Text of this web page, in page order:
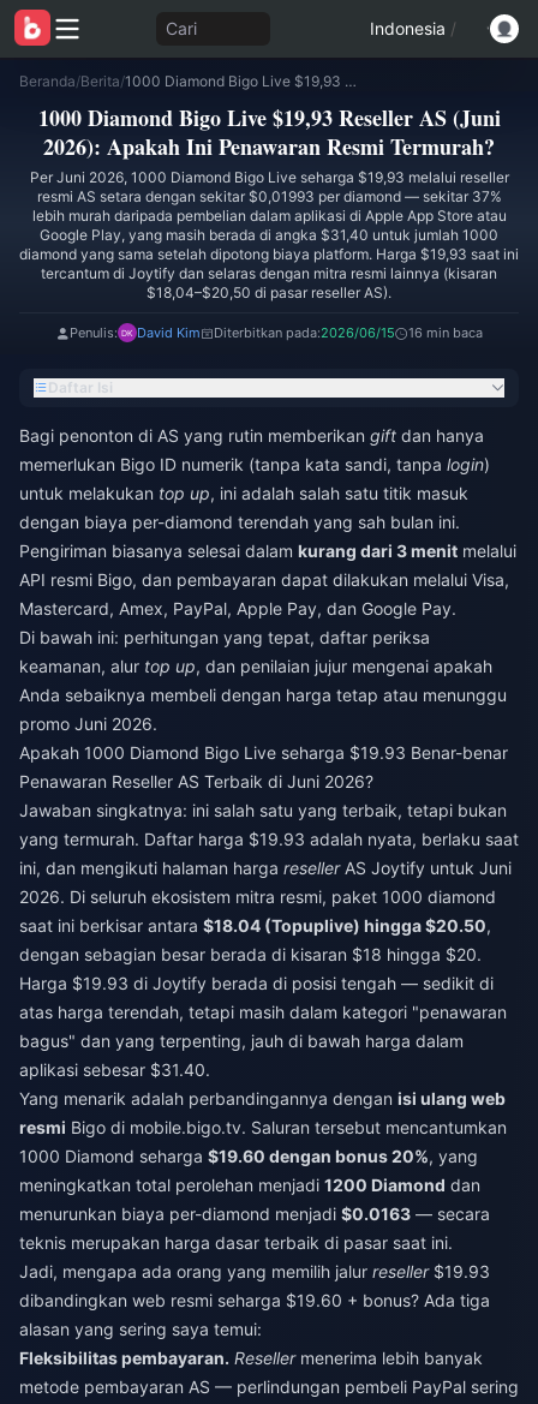
Cari Indonesia /
Beranda/Berita/ 1000 Diamond Bigo Live $19,93 Reseller AS (Juni 2026): Apakah Ini Penawaran Resmi Termurah?
1000 Diamond Bigo Live $19,93 Reseller AS (Juni
2026): Apakah Ini Penawaran Resmi Termurah?
Per Juni 2026, 1000 Diamond Bigo Live seharga $19,93 melalui reseller
resmi AS setara dengan sekitar $0,01993 per diamond — sekitar 37%
lebih murah daripada pembelian dalam aplikasi di Apple App Store atau
Google Play, yang masih berada di angka $31,40 untuk jumlah 1000
diamond yang sama setelah dipotong biaya platform. Harga $19,93 saat ini
tercantum di Joytify dan selaras dengan mitra resmi lainnya (kisaran
$18,04–$20,50 di pasar reseller AS).
Penulis: David Kim Diterbitkan pada:2026/06/15 16 min baca
Daftar Isi
Bagi penonton di AS yang rutin memberikan gift dan hanya
memerlukan Bigo ID numerik (tanpa kata sandi, tanpa login)
untuk melakukan top up, ini adalah salah satu titik masuk
dengan biaya per-diamond terendah yang sah bulan ini.
Pengiriman biasanya selesai dalam kurang dari 3 menit melalui
API resmi Bigo, dan pembayaran dapat dilakukan melalui Visa,
Mastercard, Amex, PayPal, Apple Pay, dan Google Pay.
Di bawah ini: perhitungan yang tepat, daftar periksa
keamanan, alur top up, dan penilaian jujur mengenai apakah
Anda sebaiknya membeli dengan harga tetap atau menunggu
promo Juni 2026.
Apakah 1000 Diamond Bigo Live seharga $19.93 Benar-benar
Penawaran Reseller AS Terbaik di Juni 2026?
Jawaban singkatnya: ini salah satu yang terbaik, tetapi bukan
yang termurah. Daftar harga $19.93 adalah nyata, berlaku saat
ini, dan mengikuti halaman harga resellerAS Joytify untuk Juni
2026. Di seluruh ekosistem mitra resmi, paket 1000 diamond
saat ini berkisar antara $18.04 (Topuplive) hingga $20.50,
dengan sebagian besar berada di kisaran $18 hingga $20.
Harga $19.93 di Joytify berada di posisi tengah — sedikit di
atas harga terendah, tetapi masih dalam kategori "penawaran
bagus" dan yang terpenting, jauh di bawah harga dalam
aplikasi sebesar $31.40.
Yang menarik adalah perbandingannya dengan isi ulang web
resmi Bigo di mobile.bigo.tv. Saluran tersebut mencantumkan
1000 Diamond seharga $19.60 dengan bonus 20%, yang
meningkatkan total perolehan menjadi 1200 Diamond dan
menurunkan biaya per-diamond menjadi $0.0163 — secara
teknis merupakan harga dasar terbaik di pasar saat ini.
Jadi, mengapa ada orang yang memilih jalur reseller$19.93
dibandingkan web resmi seharga $19.60 + bonus? Ada tiga
alasan yang sering saya temui:
Fleksibilitas pembayaran. Resellermenerima lebih banyak
metode pembayaran AS — perlindungan pembeli PayPal sering